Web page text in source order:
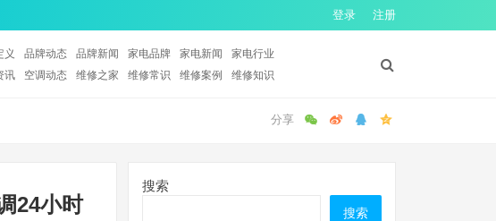
登录 注册
义 品牌动态 品牌新闻 家电品牌 家电新闻
家电行业
讯 空调动态 维修之家 维修常识 维修案例 维修知识
24小时
搜索
搜索